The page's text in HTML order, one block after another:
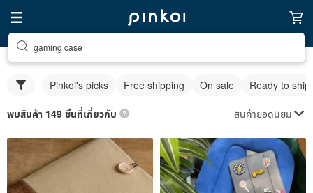
gaming case
Pinkoi's picks Free shipping On sale Ready to ship
พบสินค้า 149 ชิ้นที่เกี่ยวกับ สินค้ายอดนิยม